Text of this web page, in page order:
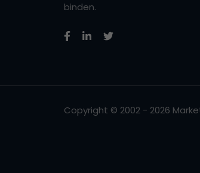
binden.
Copyright © 2002 - 2026